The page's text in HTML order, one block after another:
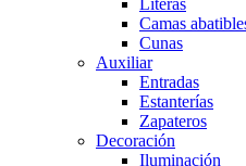
Camas
Cunas
Auxiliar
Entradas
Estanterías
Zapateros
Decoración
Iluminación